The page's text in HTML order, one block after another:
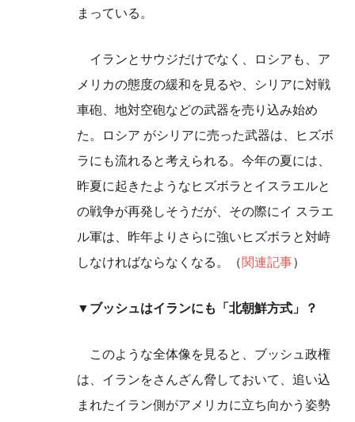
まっている。
イランとサウジだけでなく、ロシアも、ア
メリカの態度の緩和を見るや、シリアに対戦
車砲、地対空砲などの武器を売り込み始め
た。ロシア がシリアに売った武器は、ヒズボ
ラにも流れると考えられる。今年の夏には、
昨夏に起きたようなヒズボラとイスラエルと
の戦争が再発しそうだが、その際にイ スラエ
ル軍は、昨年よりさらに強いヒズボラと対峙
しなければならなくなる。（関連記事）
▼ブッシュはイランにも「北朝鮮方式」？
このような全体像を見ると、ブッシュ政権
は、イランをさんざん脅しておいて、追い込
まれたイラン側がアメリカに立ち向かう姿勢